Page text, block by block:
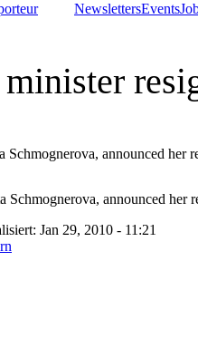
NewslettersEvents
announced her
Schmognerova, announced
Jan 29, 2010 - 11:21